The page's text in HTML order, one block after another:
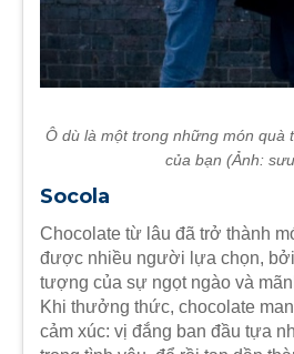
Ô dù là một trong những món quà
của bạn (Ảnh:
Socola
Chocolate từ lâu đã trở thành
được nhiều người lựa chọn,
tượng của sự ngọt ngào và
Khi thưởng thức, chocolate
cảm xúc: vị đắng ban đầu tựa